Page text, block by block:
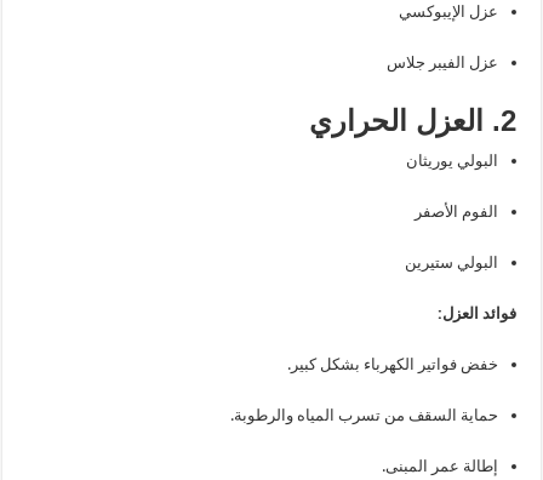
عزل الإيبوكسي
عزل الفيبر جلاس
2. العزل الحراري
البولي يوريثان
الفوم الأصفر
البولي ستيرين
فوائد العزل:
خفض فواتير الكهرباء بشكل كبير.
حماية السقف من تسرب المياه والرطوبة.
إطالة عمر المبنى.